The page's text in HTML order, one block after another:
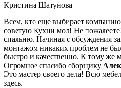
Кристина Шатунова
Всем, кто еще выбирает компанию
советую Кухни мол! Не
спальню. Начиная с обсуждения
монтажом никаких проблем не
быстро и качественно. К тому же
Огромное спасибо сборщику
Это мастер своего дела! Всю
здесь.